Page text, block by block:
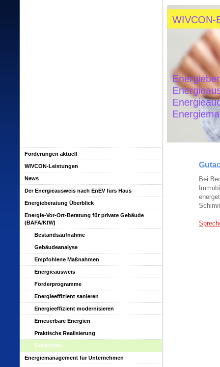
WIVCON-
Bei
Förderungen aktuell
WIVCON-Leistungen
News
Der Energieausweis nach EnEV fürs Haus
Energieberatung Überblick
Energie-Vor-Ort-Beratung für private Gebäude
(BAFA/KfW)
Bestandsaufnahme
Gebäudeanalyse
Empfohlene Maßnahmen
Energieausweis
Förderprogramme
Energieeffizient sanieren
Energieeffizient modernisieren
Erneuerbare Energien
Praktische Realisierung
Gutachten
Energiemanagement für Unternehmen